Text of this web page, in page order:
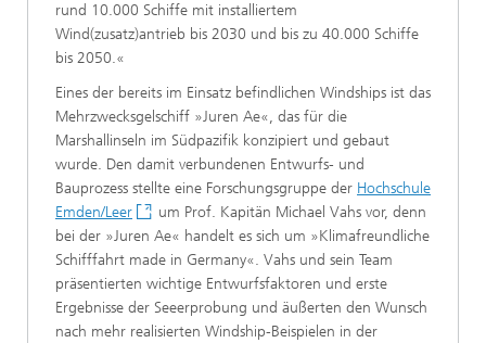
rund 10.000 Schiffe mit installiertem
Wind(zusatz)antrieb bis 2030 und bis zu 40.000 Schiffe
bis 2050.«
Eines der bereits im Einsatz befindlichen Windships ist das
Mehrzwecksgelschiff »Juren Ae«, das für die
Marshallinseln im Südpazifik konzipiert und gebaut
wurde. Den damit verbundenen Entwurfs- und
Bauprozess stellte eine Forschungsgruppe der Hochschule
Emden/Leer
um Prof. Kapitän Michael Vahs vor, denn
bei der »Juren Ae« handelt es sich um »Klimafreundliche
Schifffahrt made in Germany«. Vahs und sein Team
präsentierten wichtige Entwurfsfaktoren und erste
Ergebnisse der Seeerprobung und äußerten den Wunsch
nach mehr realisierten Windship-Beispielen in der